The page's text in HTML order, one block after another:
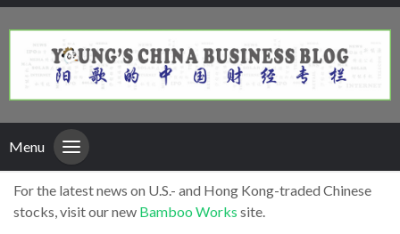
Menu
For the latest news on U.S.- and Hong Kong-traded Chinese
stocks, visit our new Bamboo Works site.